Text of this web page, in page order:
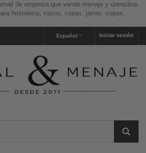
Iniciar sesión
Español